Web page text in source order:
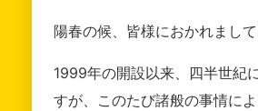
陽春の候、皆様におかれまし
1999年の開設以来、四半世紀
すが、このたび諸般の事情に